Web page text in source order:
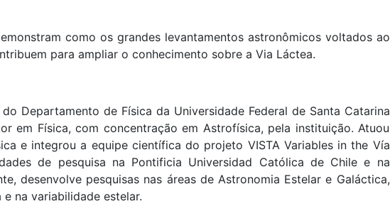
como os grandes levantamentos astronômicos voltados ao
para ampliar o conhecimento sobre a Via Láctea.
Departamento de Física da Universidade Federal de Santa Catarina
em Física, com concentração em Astrofísica, pela instituição. Atuou
e integrou a equipe científica do projeto VISTA Variables in the Vía
de pesquisa na Pontificia Universidad Católica de Chile e na
desenvolve pesquisas nas áreas de Astronomia Estelar e Galáctica,
na variabilidade estelar.